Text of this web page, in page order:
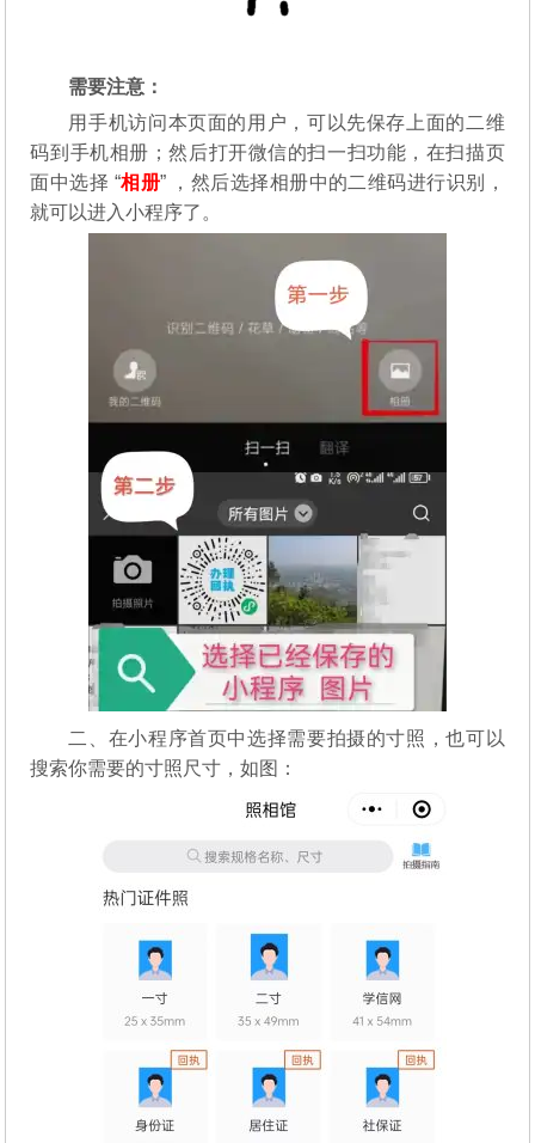
需要注意：
用手机访问本页面的用户，可以先保存上面的二维
码到手机相册；然后打开微信的扫一扫功能，在扫描页
面中选择 “相册” ，然后选择相册中的二维码进行识别，
就可以进入小程序了。
二、在小程序首页中选择需要拍摄的寸照，也可以
搜索你需要的寸照尺寸，如图：